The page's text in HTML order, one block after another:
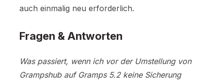
auch einmalig neu erforderlich.
Fragen & Antworten
Was passiert, wenn ich vor der Umstellung von
Grampshub auf Gramps 5.2 keine Sicherung